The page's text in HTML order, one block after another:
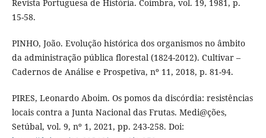
Revista Portuguesa de História. Coimbra, vol. 19, 1981, p.
15-58.
PINHO, João. Evolução histórica dos organismos no âmbito
da administração pública florestal (1824-2012). Cultivar –
Cadernos de Análise e Prospetiva, nº 11, 2018, p. 81-94.
PIRES, Leonardo Aboim. Os pomos da discórdia: resistências
locais contra a Junta Nacional das Frutas. Medi@ções,
Setúbal, vol. 9, nº 1, 2021, pp. 243-258. Doi: